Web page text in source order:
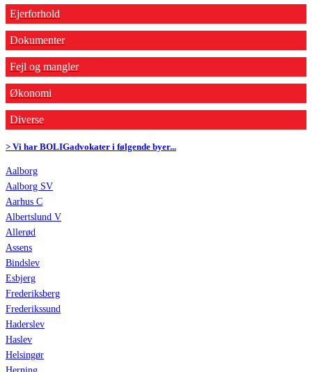
Ejerforhold
Dokumenter
Fejl og mangler
Økonomi
Diverse
> Vi har BOLIGadvokater i følgende byer...
Aalborg
Aalborg SV
Aarhus C
Albertslund V
Allerød
Assens
Bindslev
Esbjerg
Frederiksberg
Frederikssund
Haderslev
Haslev
Helsingør